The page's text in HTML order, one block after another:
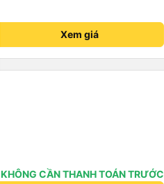
Xem giá
KHÔNG CẦN THANH TOÁN TRƯỚC